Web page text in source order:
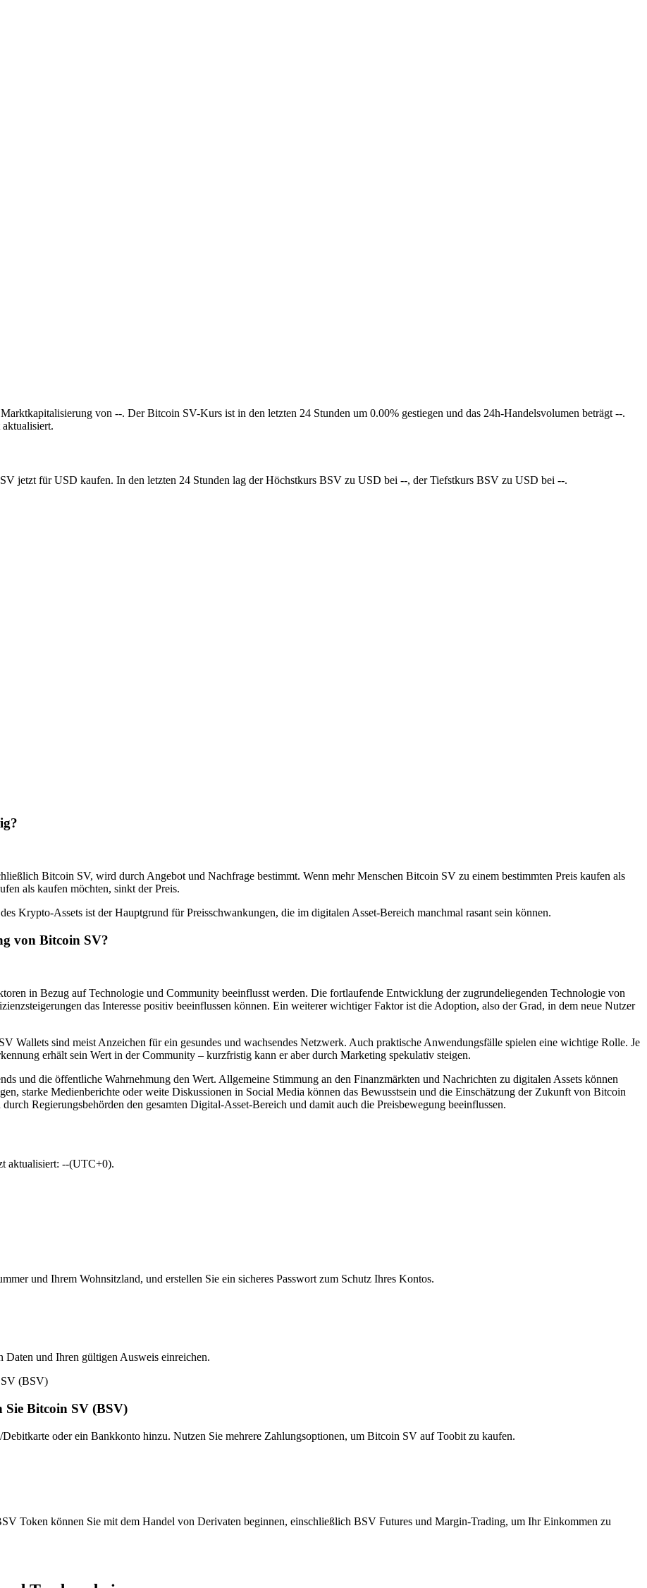
von --. Der Bitcoin SV-Kurs ist in den letzten 24 Stunden um 0.00% gestiegen und das 24h-Handelsvolumen beträgt --.
jetzt für USD kaufen. In den letzten 24 Stunden lag der Höchstkurs BSV zu USD bei --, der Tiefstkurs BSV zu USD bei --.
Bitcoin SV, wird durch Angebot und Nachfrage bestimmt. Wenn mehr Menschen Bitcoin SV zu einem bestimmten Preis kaufen als
als kaufen möchten, sinkt der Preis.
Krypto-Assets ist der Hauptgrund für Preisschwankungen, die im digitalen Asset-Bereich manchmal rasant sein können.
von Bitcoin SV?
in Bezug auf Technologie und Community beeinflusst werden. Die fortlaufende Entwicklung der zugrundeliegenden Technologie von
das Interesse positiv beeinflussen können. Ein weiterer wichtiger Faktor ist die Adoption, also der Grad, in dem neue Nutzer
Wallets sind meist Anzeichen für ein gesundes und wachsendes Netzwerk. Auch praktische Anwendungsfälle spielen eine wichtige Rolle. Je
erhält sein Wert in der Community – kurzfristig kann er aber durch Marketing spekulativ steigen.
und die öffentliche Wahrnehmung den Wert. Allgemeine Stimmung an den Finanzmärkten und Nachrichten zu digitalen Assets können
starke Medienberichte oder weite Diskussionen in Social Media können das Bewusstsein und die Einschätzung der Zukunft von Bitcoin
Regierungsbehörden den gesamten Digital-Asset-Bereich und damit auch die Preisbewegung beeinflussen.
aktualisiert: --(UTC+0).
und Ihrem Wohnsitzland, und erstellen Sie ein sicheres Passwort zum Schutz Ihres Kontos.
Daten und Ihren gültigen Ausweis einreichen.
Sie Bitcoin SV (BSV)
oder ein Bankkonto hinzu. Nutzen Sie mehrere Zahlungsoptionen, um Bitcoin SV auf Toobit zu kaufen.
Token können Sie mit dem Handel von Derivaten beginnen, einschließlich BSV Futures und Margin-Trading, um Ihr Einkommen zu